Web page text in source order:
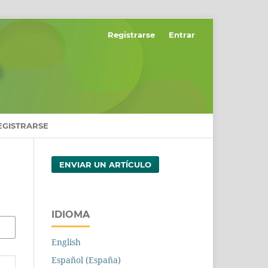
Registrarse Entrar
ENVIAR UN ARTÍCULO
IDIOMA
English
Español (España)